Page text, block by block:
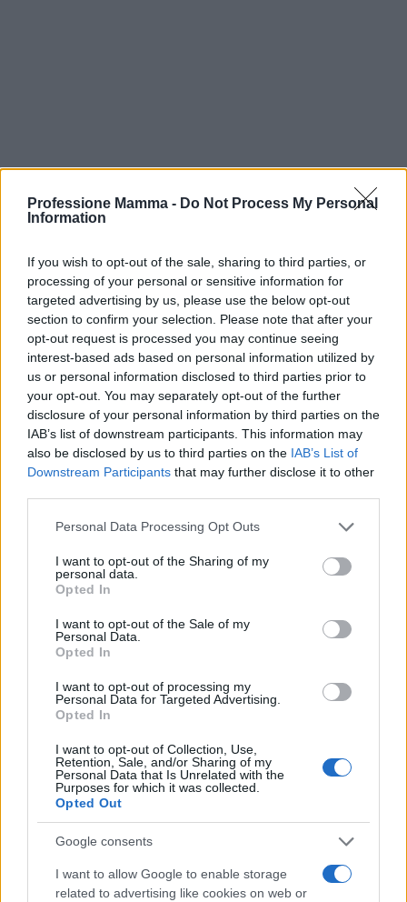
Professione Mamma - Do Not Process My Personal
Information
If you wish to opt-out of the sale, sharing to third parties, or
processing of your personal or sensitive information for
targeted advertising by us, please use the below opt-out
section to confirm your selection. Please note that after your
opt-out request is processed you may continue seeing
interest-based ads based on personal information utilized by
us or personal information disclosed to third parties prior to
your opt-out. You may separately opt-out of the further
disclosure of your personal information by third parties on the
IAB’s list of downstream participants. This information may
also be disclosed by us to third parties on the IAB’s List of
Downstream Participants that may further disclose it to other
Please note that this website/app uses one or more Google
not limited to your visit or usage behaviour. You may click to
grant or deny consent to Google and its third-party tags to
use your data for below specified purposes in below Google
consent section.
Personal Data Processing Opt Outs
I want to opt-out of the Sharing of my
personal data.
Opted In
I want to opt-out of the Sale of my
Personal Data.
Opted In
I want to opt-out of processing my
Personal Data for Targeted Advertising.
Opted In
I want to opt-out of Collection, Use,
Retention, Sale, and/or Sharing of my
Personal Data that Is Unrelated with the
Purposes for which it was collected.
Opted Out
Google consents
I want to allow Google to enable storage
related to advertising like cookies on web or
Continua a leggere
NEWS E ATTUALITÀ
ICA Milano presenta mostre, concerti e letture per
l’autunno 2026
NEWS E ATTUALITÀ